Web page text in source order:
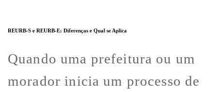
REURB-S e REURB-E: Diferenças e Qual se Aplica
Quando uma prefeitura ou um
morador inicia um processo de